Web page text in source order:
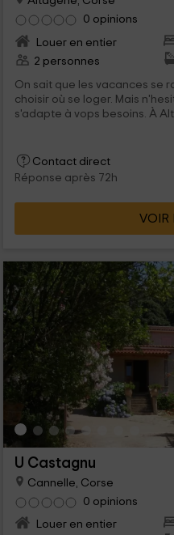
0 opinions
Louer en entier
2 personnes
On sait que les vacances se
choisir où se loger. Mais
s'adapte à vops besoins. À
Contact direct
Réponse après 72h
VOIR
U Castagnu
Cannelle, Corse
0 opinions
Louer en entier